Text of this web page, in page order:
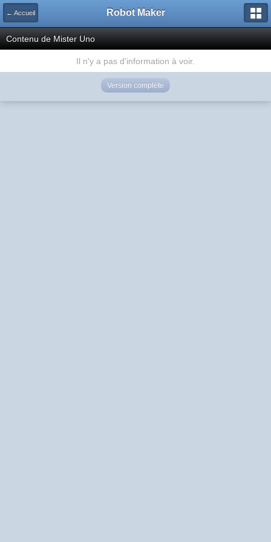
← Accueil Robot Maker
Contenu de Mister Uno
Il n'y a pas d'information à voir.
Version complète